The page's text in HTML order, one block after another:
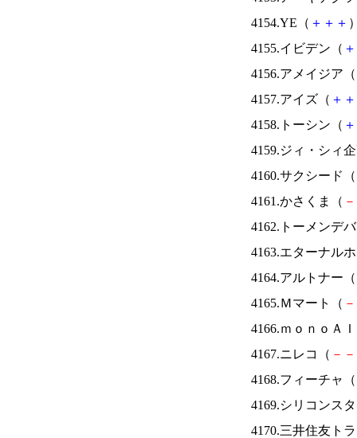
4154.YE（ ＋ ＋ ＋
4155.イビデン（ ＋
4156.アメイジア（
4157.アイズ（ ＋ ＋
4158.トーシン（ ＋
4159.ジィ・シィ
4160.サクシード（
4161.かさくま（ －
4162.トーメンデ
4163.エターナル
4164.アルトナー（
4165.Ｍマート（ －
4166.ｍｏｎｏＡ
4167.ニレコ（ － －
4168.フィーチャ（
4169.シリコンス
4170.三井住友ト